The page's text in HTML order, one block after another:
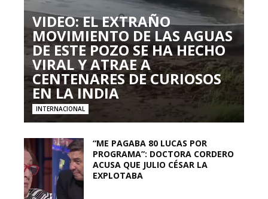
VIDEO: EL EXTRAÑO
MOVIMIENTO DE LAS AGUAS
DE ESTE POZO SE HA HECHO
VIRAL Y ATRAE A
CENTENARES DE CURIOSOS
EN LA INDIA
INTERNACIONAL
“ME PAGABA 80 LUCAS POR
PROGRAMA”: DOCTORA CORDERO
ACUSA QUE JULIO CÉSAR LA
EXPLOTABA